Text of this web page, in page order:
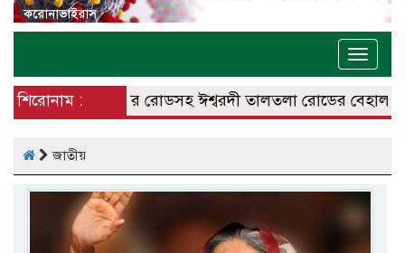
Toggle
শিরোনাম :
– বানেশ্বর রোডসহ ঈশ্বরদী তালতলা রোডের বেহালদশা
জাতীয়